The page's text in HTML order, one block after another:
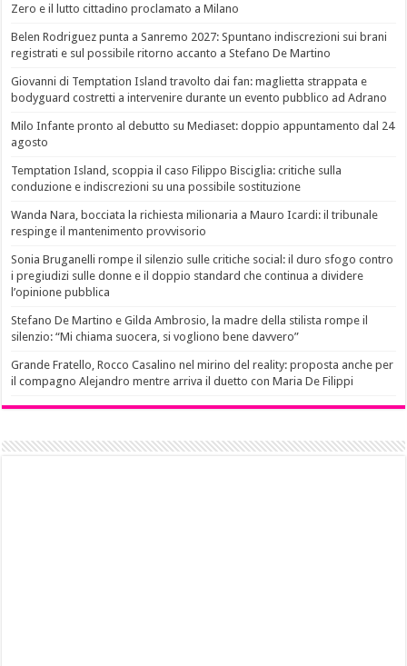
Zero e il lutto cittadino proclamato a Milano
Belen Rodriguez punta a Sanremo 2027: Spuntano indiscrezioni sui brani
registrati e sul possibile ritorno accanto a Stefano De Martino
Giovanni di Temptation Island travolto dai fan: maglietta strappata e
bodyguard costretti a intervenire durante un evento pubblico ad Adrano
Milo Infante pronto al debutto su Mediaset: doppio appuntamento dal 24
agosto
Temptation Island, scoppia il caso Filippo Bisciglia: critiche sulla
conduzione e indiscrezioni su una possibile sostituzione
Wanda Nara, bocciata la richiesta milionaria a Mauro Icardi: il tribunale
respinge il mantenimento provvisorio
Sonia Bruganelli rompe il silenzio sulle critiche social: il duro sfogo contro
i pregiudizi sulle donne e il doppio standard che continua a dividere
l’opinione pubblica
Stefano De Martino e Gilda Ambrosio, la madre della stilista rompe il
silenzio: “Mi chiama suocera, si vogliono bene davvero”
Grande Fratello, Rocco Casalino nel mirino del reality: proposta anche per
il compagno Alejandro mentre arriva il duetto con Maria De Filippi